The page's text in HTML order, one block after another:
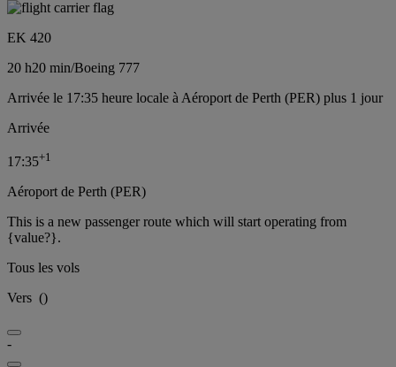
EK 420
20 h20 min/Boeing 777
Arrivée le 17:35 heure locale à Aéroport de Perth (PER) plus 1 jour
Arrivée
17:35+1
Aéroport de Perth (PER)
This is a new passenger route which will start operating from
{value?}.
Tous les vols
Vers ()
-